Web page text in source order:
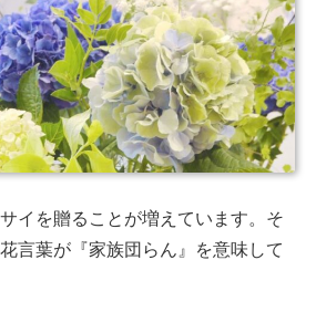
イを贈ることが増えています。そ
言葉が『家族団らん』を意味して